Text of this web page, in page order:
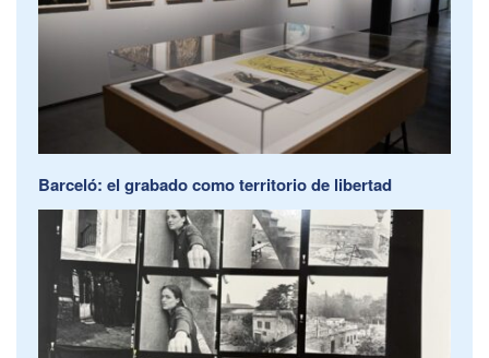
Barceló: el grabado como territorio de libertad